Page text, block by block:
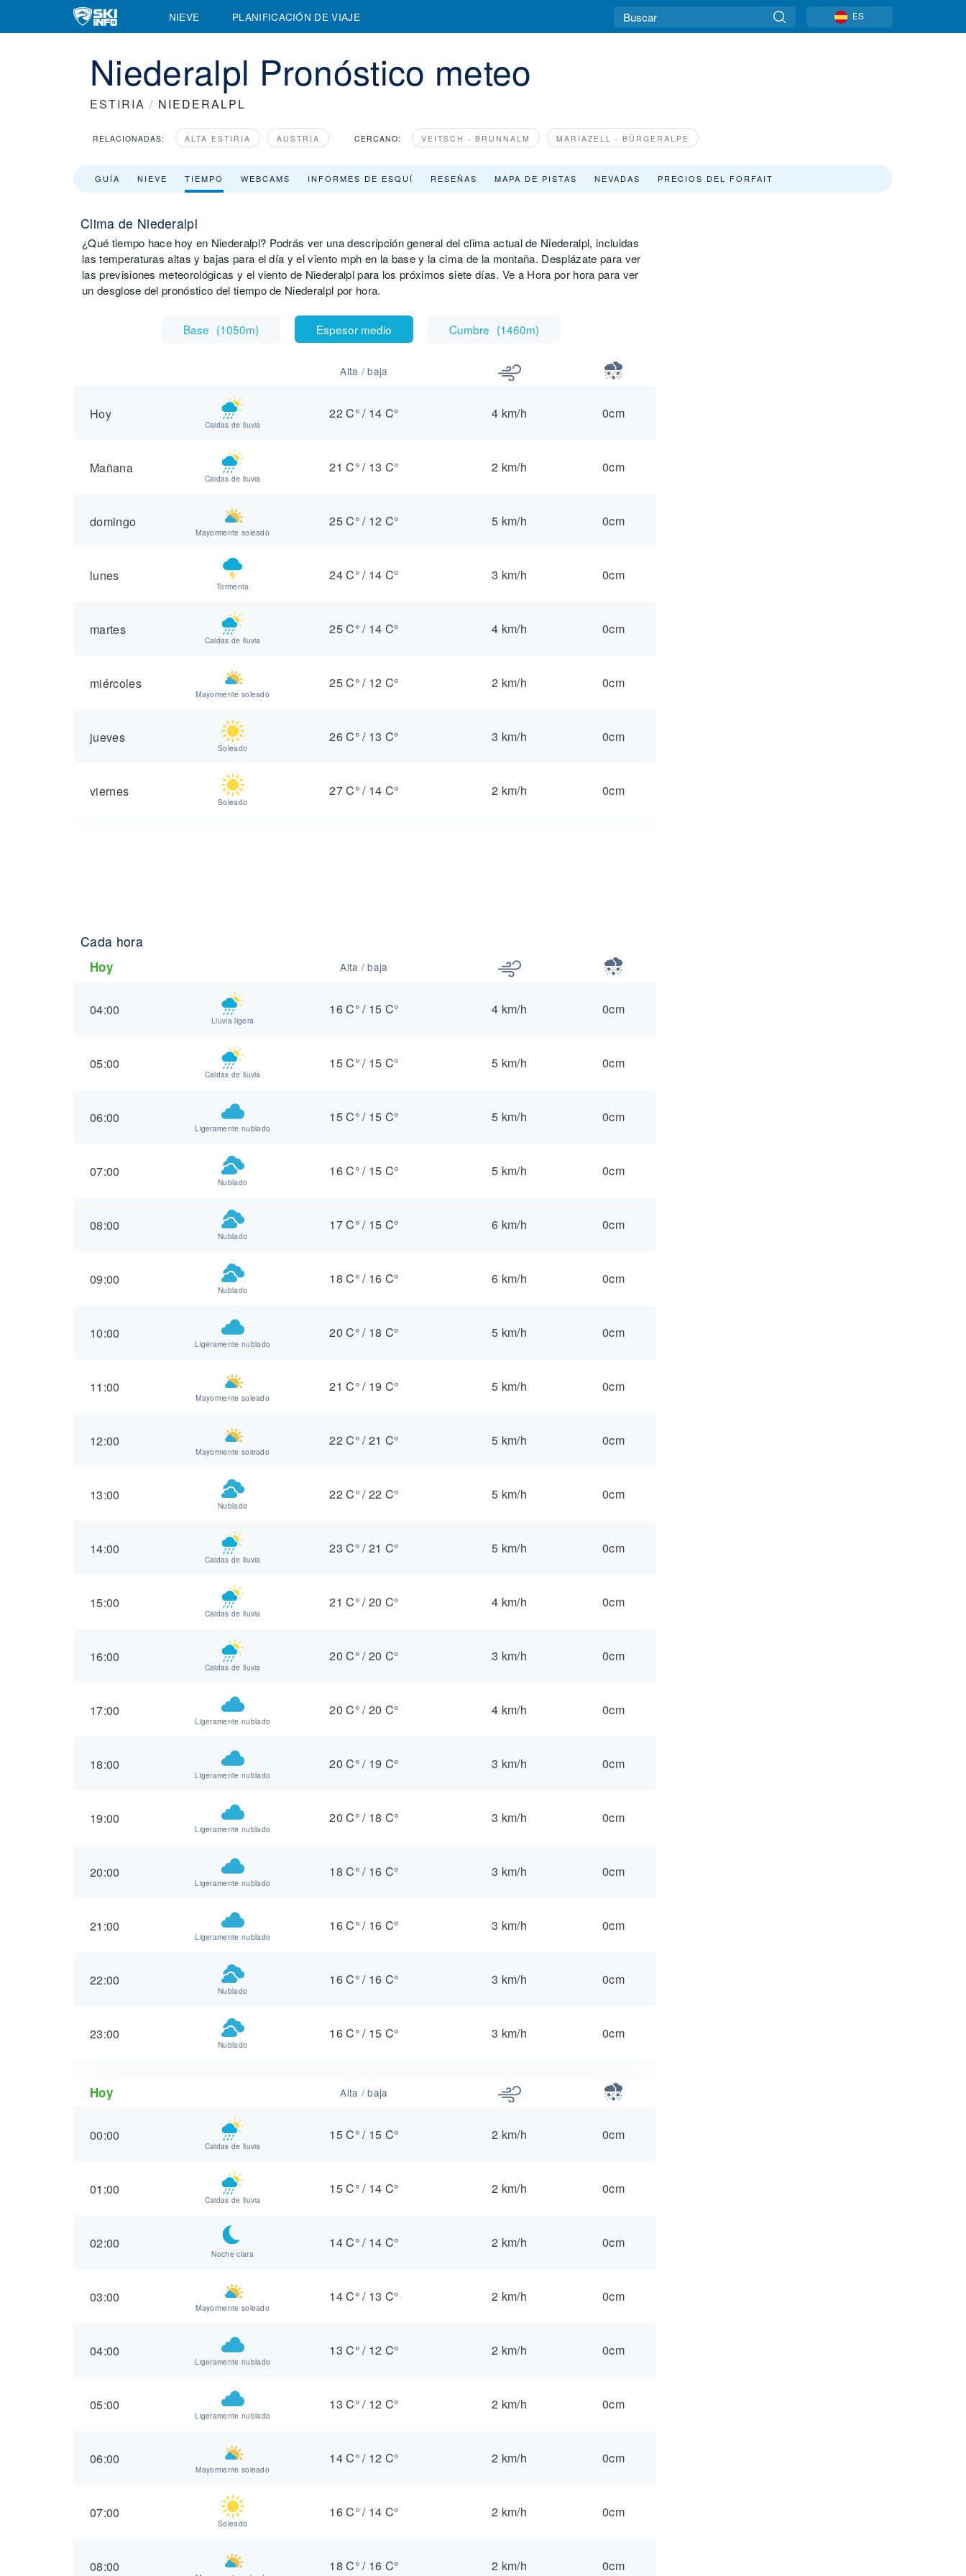
NIEVE PLANIFICACIÓN DE VIAJE ES
Niederalpl Pronóstico meteo
ESTIRIA / NIEDERALPL
RELACIONADAS: ALTA ESTIRIA AUSTRIA CERCANO: VEITSCH - BRUNNALM MARIAZELL - BÜRGERALPE
GUÍA NIEVE TIEMPO WEBCAMS INFORMES DE ESQUÍ RESEÑAS MAPA DE PISTAS NEVADAS PRECIOS DEL FORFAIT
Clima de Niederalpl
¿Qué tiempo hace hoy en Niederalpl? Podrás ver una descripción general del clima actual de Niederalpl, incluidas
las temperaturas altas y bajas para el día y el viento mph en la base y la cima de la montaña. Desplázate para ver
las previsiones meteorológicas y el viento de Niederalpl para los próximos siete días. Ve a Hora por hora para ver
un desglose del pronóstico del tiempo de Niederalpl por hora.
Base (1050m) Espesor medio Cumbre (1460m)
Alta / baja
Hoy
Caidas de lluvia
22 C°/ 14 C° 4 km/h 0cm
Mañana
Caidas de lluvia
21 C°/ 13 C° 2 km/h 0cm
domingo
Mayormente soleado
25 C°/ 12 C° 5 km/h 0cm
lunes
Tormenta
24 C°/ 14 C° 3 km/h 0cm
martes
Caidas de lluvia
25 C°/ 14 C° 4 km/h 0cm
miércoles
Mayormente soleado
25 C°/ 12 C° 2 km/h 0cm
jueves
Soleado
26 C°/ 13 C° 3 km/h 0cm
viernes
Soleado
27 C°/ 14 C° 2 km/h 0cm
Cada hora
Hoy Alta / baja
04:00
Lluvia ligera
16 C°/ 15 C° 4 km/h 0cm
05:00
Caidas de lluvia
15 C°/ 15 C° 5 km/h 0cm
06:00
Ligeramente nublado
15 C°/ 15 C° 5 km/h 0cm
07:00
Nublado
16 C°/ 15 C° 5 km/h 0cm
08:00
Nublado
17 C°/ 15 C° 6 km/h 0cm
09:00
Nublado
18 C°/ 16 C° 6 km/h 0cm
10:00
Ligeramente nublado
20 C°/ 18 C° 5 km/h 0cm
11:00
Mayormente soleado
21 C°/ 19 C° 5 km/h 0cm
12:00
Mayormente soleado
22 C°/21 C° 5 km/h 0cm
13:00
Nublado
22 C°/22 C° 5 km/h 0cm
14:00
Caidas de lluvia
23 C°/21 C° 5 km/h 0cm
15:00
Caidas de lluvia
21 C°/20 C° 4 km/h 0cm
16:00
Caidas de lluvia
20 C°/20 C° 3 km/h 0cm
17:00
Ligeramente nublado
20 C°/20 C° 4 km/h 0cm
18:00
Ligeramente nublado
20 C°/ 19 C° 3 km/h 0cm
19:00
Ligeramente nublado
20 C°/ 18 C° 3 km/h 0cm
20:00
Ligeramente nublado
18 C°/ 16 C° 3 km/h 0cm
21:00
Ligeramente nublado
16 C°/ 16 C° 3 km/h 0cm
22:00
Nublado
16 C°/ 16 C° 3 km/h 0cm
23:00
Nublado
16 C°/ 15 C° 3 km/h 0cm
Hoy Alta / baja
00:00
Caidas de lluvia
15 C°/ 15 C° 2 km/h 0cm
01:00
Caidas de lluvia
15 C°/ 14 C° 2 km/h 0cm
02:00
Noche clara
14 C°/ 14 C° 2 km/h 0cm
03:00
Mayormente soleado
14 C°/ 13 C° 2 km/h 0cm
04:00
Ligeramente nublado
13 C°/ 12 C° 2 km/h 0cm
05:00
Ligeramente nublado
13 C°/ 12 C° 2 km/h 0cm
06:00
Mayormente soleado
14 C°/ 12 C° 2 km/h 0cm
07:00
Soleado
16 C°/ 14 C° 2 km/h 0cm
08:00 18 C°/ 16 C° 2 km/h 0cm